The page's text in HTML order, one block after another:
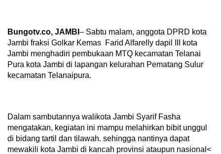
Bungotv.co, JAMBI – Sabtu malam, anggota DPRD kota
Jambi fraksi Golkar Kemas Farid Alfarelly dapil III kota
Jambi menghadiri pembukaan MTQ kecamatan Telanai
Pura kota Jambi di lapangan kelurahan Pematang Sulur
kecamatan Telanaipura.
Dalam sambutannya walikota Jambi Syarif Fasha
mengatakan, kegiatan ini mampu melahirkan bibit unggul
di bidang tartil dan tilawah. sehingga nantinya dapat
mewakili kota Jambi di kancah provinsi ataupun nasional<